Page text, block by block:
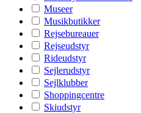
Museer
Musikbutikker
Rejsebureauer
Rejseudstyr
Rideudstyr
Sejlerudstyr
Sejlklubber
Shoppingcentre
Skiudstyr